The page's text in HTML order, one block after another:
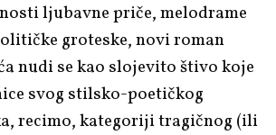
ljubavne priče, melodrame
groteske, novi roman
nudi se kao slojevito štivo koje
svog stilsko-poetičkog
recimo, kategoriji tragičnog (ili